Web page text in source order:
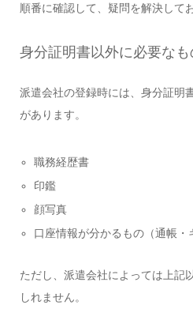
順番に確認して、疑問を解決して
身分証明書以外に必要なも
派遣会社の登録時には、身分証明
があります。
職務経歴書
印鑑
顔写真
口座情報が分かるもの（通帳・
ただし、派遣会社によっては上記
しれません。